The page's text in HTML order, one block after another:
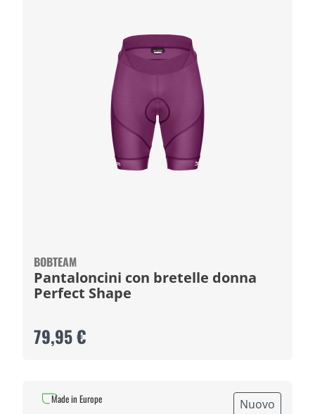
BOBTEAM
Pantaloncini con bretelle donna
Perfect Shape
79,95 €
Nuovo
Made in Europe